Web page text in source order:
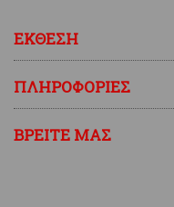
ΕΚΘΕΣΗ
ΠΛΗΡΟΦΟΡΙΕΣ
ΒΡΕΙΤΕ ΜΑΣ